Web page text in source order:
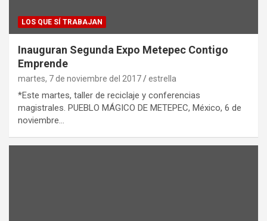
LOS QUE SÍ TRABAJAN
Inauguran Segunda Expo Metepec Contigo
Emprende
martes, 7 de noviembre del 2017 estrella
*Este martes, taller de reciclaje y conferencias
magistrales. PUEBLO MÁGICO DE METEPEC, México, 6 de
noviembre…